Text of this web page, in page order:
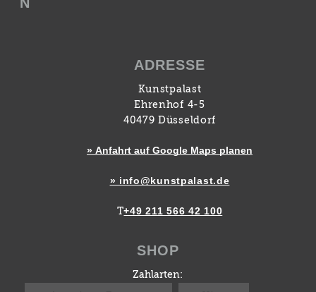
ADRESSE
Kunstpalast
Ehrenhof 4-5
40479 Düsseldorf
» Anfahrt auf Google Maps planen
» info@kunstpalast.de
T+49 211 566 42 100
SHOP
Zahlarten: